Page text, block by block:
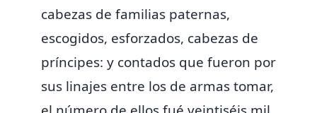
cabezas de familias paternas,
escogidos, esforzados, cabezas de
príncipes: y contados que fueron por
sus linajes entre los de armas tomar,